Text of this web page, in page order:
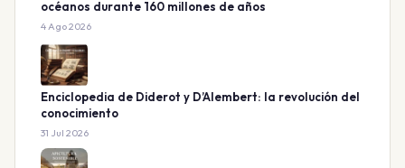
océanos durante 160 millones de años
4 Ago 2026
Enciclopedia de Diderot y D’Alembert: la revolución del
conocimiento
31 Jul 2026